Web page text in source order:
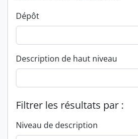
Dépôt
Description de haut niveau
Filtrer les résultats par :
Niveau de description